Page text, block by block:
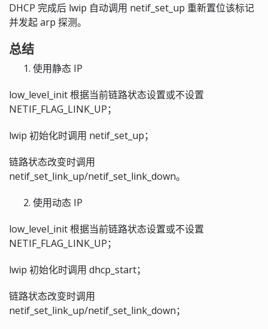
DHCP 完成后 lwip 自动调用 netif_set_up 重新置位该标记
并发起 arp 探测。
总结
使用静态 IP
low_level_init 根据当前链路状态设置或不设置
NETIF_FLAG_LINK_UP；
lwip 初始化时调用 netif_set_up；
链路状态改变时调用
netif_set_link_up/netif_set_link_down。
使用动态 IP
low_level_init 根据当前链路状态设置或不设置
NETIF_FLAG_LINK_UP；
lwip 初始化时调用 dhcp_start；
链路状态改变时调用
netif_set_link_up/netif_set_link_down；